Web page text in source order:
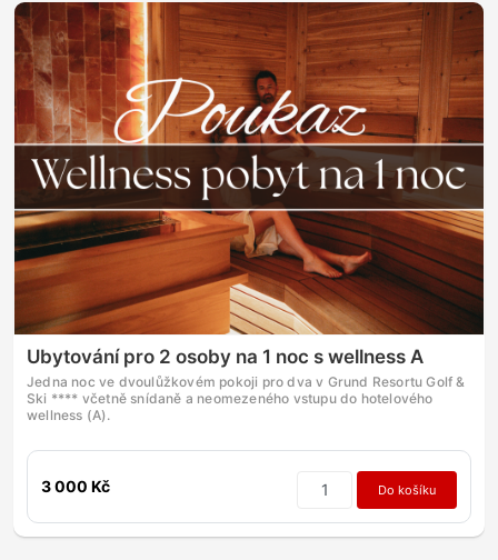
Ubytování pro 2 osoby na 1 noc s wellness A
Jedna noc ve dvoulůžkovém pokoji pro dva v Grund Resortu Golf &
Ski **** včetně snídaně a neomezeného vstupu do hotelového
wellness (A).
3 000 Kč Do košíku